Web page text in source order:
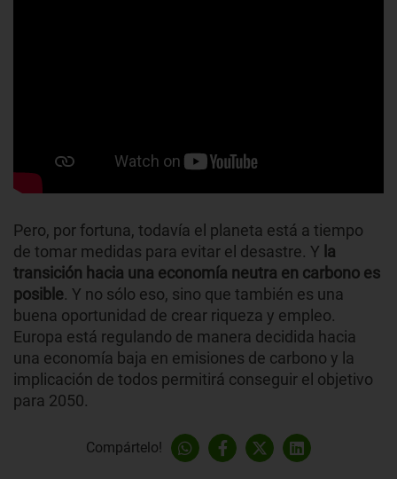
Pero, por fortuna, todavía el planeta está a tiempo
de tomar medidas para evitar el desastre. Y la
transición hacia una economía neutra en carbono es
posible. Y no sólo eso, sino que también es una
buena oportunidad de crear riqueza y empleo.
Europa está regulando de manera decidida hacia
una economía baja en emisiones de carbono y la
implicación de todos permitirá conseguir el objetivo
para 2050.
Compártelo!